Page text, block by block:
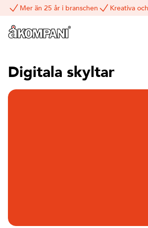
Mer än 25 år i branschen Kreativa
Digitala skyltar